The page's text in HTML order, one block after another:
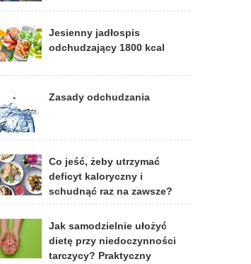
Jesienny jadłospis
odchudzający 1800 kcal
Zasady odchudzania
Co jeść, żeby utrzymać
deficyt kaloryczny i
schudnąć raz na zawsze?
Jak samodzielnie ułożyć
dietę przy niedoczynności
tarczycy? Praktyczny